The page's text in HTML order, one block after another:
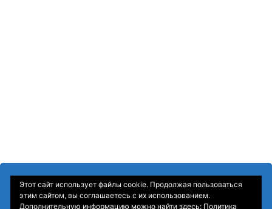
Этот сайт использует файлы cookie. Продолжая пользоваться
этим сайтом, вы соглашаетесь с их использованием.
Дополнительную информацию можно найти здесь: Политика